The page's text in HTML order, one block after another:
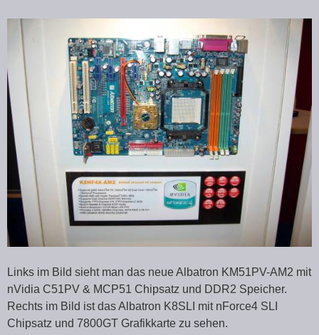
Links im Bild sieht man das neue Albatron KM51PV-AM2 mit
nVidia C51PV & MCP51 Chipsatz und DDR2 Speicher.
Rechts im Bild ist das Albatron K8SLI mit nForce4 SLI
Chipsatz und 7800GT Grafikkarte zu sehen.